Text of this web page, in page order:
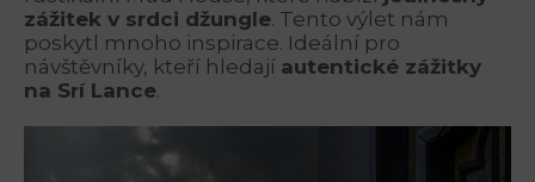
zážitek v srdci džungle. Tento výlet nám
poskytl mnoho inspirace. Ideální pro
návštěvníky, kteří hledají autentické zážitky
na Srí Lance.